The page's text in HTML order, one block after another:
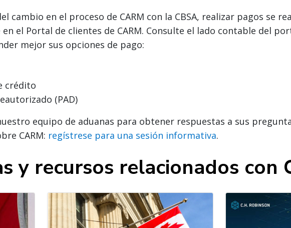
cambio en el proceso de CARM con la CBSA, realizar pagos se
el Portal de clientes de CARM. Consulte el lado contable del
mejor sus opciones de pago:
crédito
(PAD)
equipo de aduanas para obtener respuestas a sus
CARM: regístrese para una sesión informativa.
y recursos relacionados con